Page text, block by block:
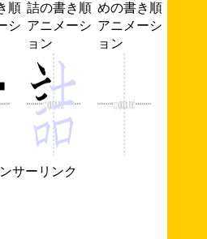
順
シ
詰の書き順
アニメーシ
ョン
めの書き順
アニメーシ
ョン
サーリンク